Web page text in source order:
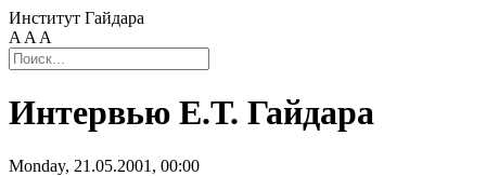
Институт Гайдара
A A A
Интервью Е.Т. Гайдара
Monday, 21.05.2001, 00:00